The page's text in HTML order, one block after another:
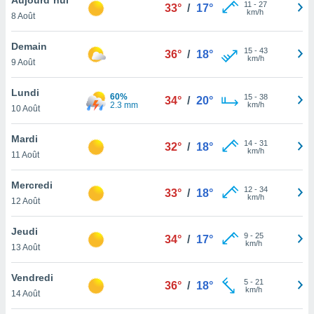
et
»,
au
vous
qu'ils
ou
le
ainsi
un
la
du
8 Août
33° / 17° 11 - 27
km/h
Demain
9 Août
36° / 18° 15- 43
km/h
Lundi
10 Août
60%
2.3 mm
34° / 20° 15- 38
km/h
Mardi
11 Août
32° / 18° 14- 31
km/h
Mercredi
12 Août
33° / 18° 12- 34
km/h
Jeudi
13 Août
34° / 17° 9- 25
km/h
Vendredi
14 Août
36° / 18° 5- 21
km/h